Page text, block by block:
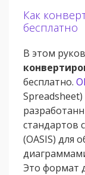
Как
бесплатно
В этом
бесплатно.
стандартов
(OASIS) для
Это формат